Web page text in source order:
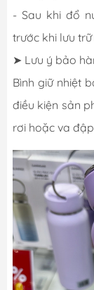
- Sau khi đổ
trước khi lưu
➤ Lưu ý bảo
Bình giữ nhiệt
điều kiện sản
rơi hoặc va